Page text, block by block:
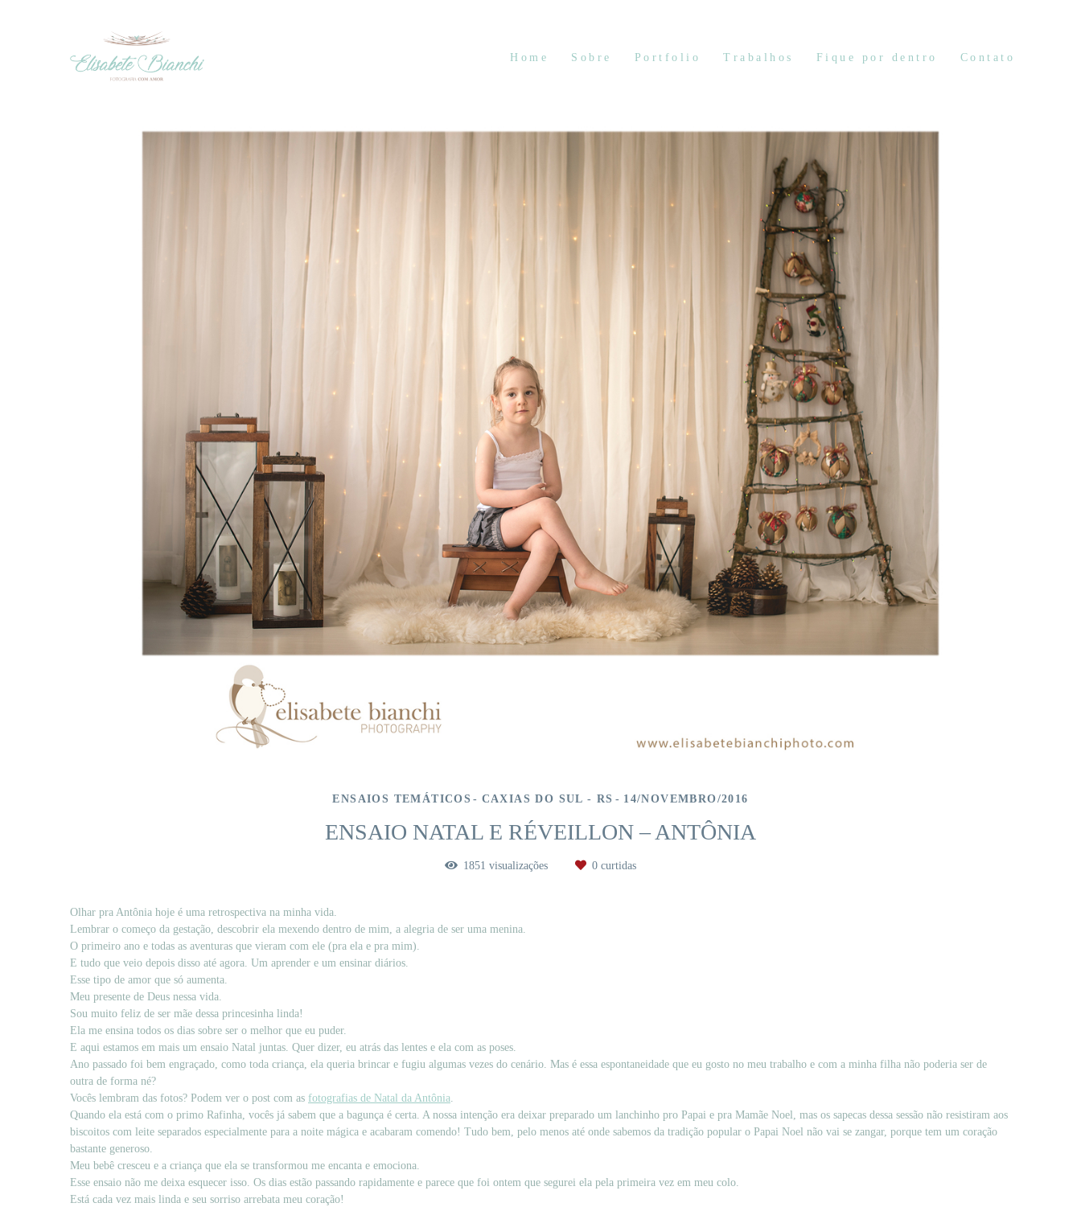
Home Sobre Portfolio Trabalhos Fique por dentro Contato
ENSAIOS TEMÁTICOS CAXIAS DO SUL - RS 14/NOVEMBRO/2016
ENSAIO NATAL E RÉVEILLON – ANTÔNIA
1851 visualizações 0 curtidas
Olhar pra Antônia hoje é uma retrospectiva na minha vida.
Lembrar o começo da gestação, descobrir ela mexendo dentro de mim, a alegria de ser uma menina.
O primeiro ano e todas as aventuras que vieram com ele (pra ela e pra mim).
E tudo que veio depois disso até agora. Um aprender e um ensinar diários.
Esse tipo de amor que só aumenta.
Meu presente de Deus nessa vida.
Sou muito feliz de ser mãe dessa princesinha linda!
Ela me ensina todos os dias sobre ser o melhor que eu puder.
E aqui estamos em mais um ensaio Natal juntas. Quer dizer, eu atrás das lentes e ela com as poses.
Ano passado foi bem engraçado, como toda criança, ela queria brincar e fugiu algumas vezes do cenário. Mas é essa espontaneidade que eu gosto no meu trabalho e com a minha filha não poderia ser de
outra de forma né?
Vocês lembram das fotos? Podem ver o post com as fotografias de Natal da Antônia.
Quando ela está com o primo Rafinha, vocês já sabem que a bagunça é certa. A nossa intenção era deixar preparado um lanchinho pro Papai e pra Mamãe Noel, mas os sapecas dessa sessão não resistiram aos
biscoitos com leite separados especialmente para a noite mágica e acabaram comendo! Tudo bem, pelo menos até onde sabemos da tradição popular o Papai Noel não vai se zangar, porque tem um coração
bastante generoso.
Meu bebê cresceu e a criança que ela se transformou me encanta e emociona.
Esse ensaio não me deixa esquecer isso. Os dias estão passando rapidamente e parece que foi ontem que segurei ela pela primeira vez em meu colo.
Está cada vez mais linda e seu sorriso arrebata meu coração!